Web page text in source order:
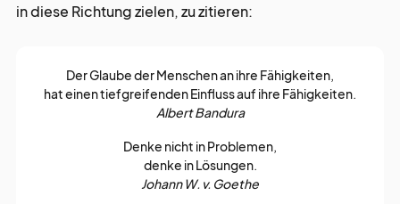
in diese Richtung zielen, zu zitieren:
Der Glaube der Menschen an ihre Fähigkeiten,
hat einen tiefgreifenden Einfluss auf ihre Fähigkeiten.
Albert Bandura
Denke nicht in Problemen,
denke in Lösungen.
Johann W. v. Goethe